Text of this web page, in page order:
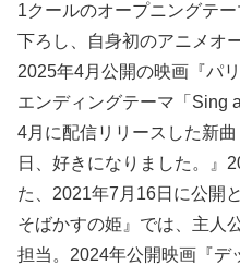
1クールのオープニングテ
下ろし、自身初のアニメオ
2025年4月公開の映画『パ
エンディングテーマ「Sing
4月に配信リリースした新
日、好きになりました。』
た、2021年7月16日に公開
そばかすの姫』では、主人
担当。2024年公開映画『デ